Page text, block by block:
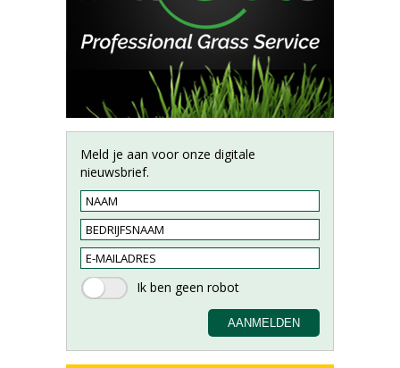
Meld je aan voor onze digitale
nieuwsbrief.